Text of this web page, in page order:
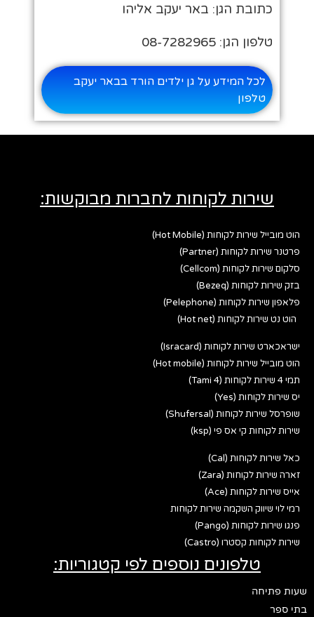
כתובת הגן: באר יעקב אליהו
טלפון הגן: 08-7282965
לכל המידע על גן ילדים הורד בבאר יעקב
טלפון
שירות לקוחות לחברות מבוקשות:
הוט מובייל שירות לקוחות (Hot Mobile)
פרטנר שירות לקוחות (Partner)
סלקום שירות לקוחות (Cellcom)
בזק שירות לקוחות (Bezeq)
פלאפון שירות לקוחות (Pelephone)
הוט נט שירות לקוחות (Hot net)
ישראכארט שירות לקוחות (Isracard)
הוט מובייל שירות לקוחות (Hot mobile)
תמי 4 שירות לקוחות (Tami 4)
יס שירות לקוחות (Yes)
שופרסל שירות לקוחות (Shufersal)
שירות לקוחות קי אס פי (ksp)
כאל שירות לקוחות (Cal)
זארה שירות לקוחות (Zara)
אייס שירות לקוחות (Ace)
רמי לוי שיווק השקמה שירות לקוחות
פנגו שירות לקוחות (Pango)
שירות לקוחות קסטרו (Castro)
טלפונים נוספים לפי קטגוריות:
שעות פתיחה
בתי ספר